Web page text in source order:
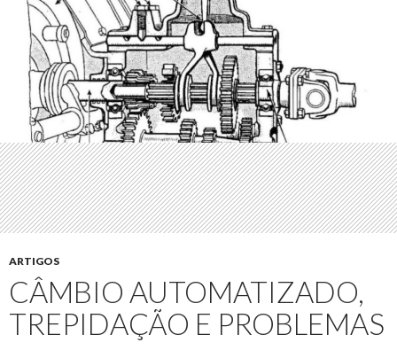
ARTIGOS
CÂMBIO AUTOMATIZADO,
TREPIDAÇÃO E PROBLEMAS